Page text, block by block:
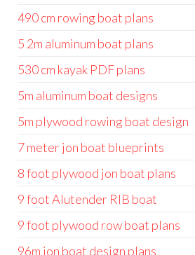
490 cm rowing boat plans
5 2m aluminum boat plans
530 cm kayak PDF plans
5m aluminum boat designs
5m plywood rowing boat design
7 meter jon boat blueprints
8 foot plywood jon boat plans
9 foot Alutender RIB boat
9 foot plywood row boat plans
96m jon boat design plans